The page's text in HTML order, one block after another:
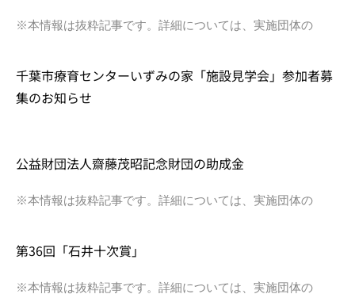
※本情報は抜粋記事です。詳細については、実施団体の
千葉市療育センターいずみの家「施設見学会」参加者募
集のお知らせ
公益財団法人齋藤茂昭記念財団の助成金
※本情報は抜粋記事です。詳細については、実施団体の
第36回「石井十次賞」
※本情報は抜粋記事です。詳細については、実施団体の